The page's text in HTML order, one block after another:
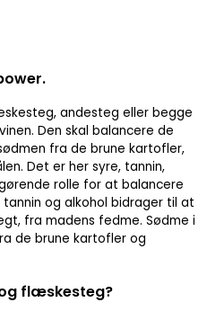
andesteg eller begge
Den skal balancere de
fra de brune kartofler,
Det er her syre, tannin,
rolle for at balancere
tannin og alkohol bidrager til at
fra madens fedme. Sødme i
de brune kartofler og
flæskesteg?